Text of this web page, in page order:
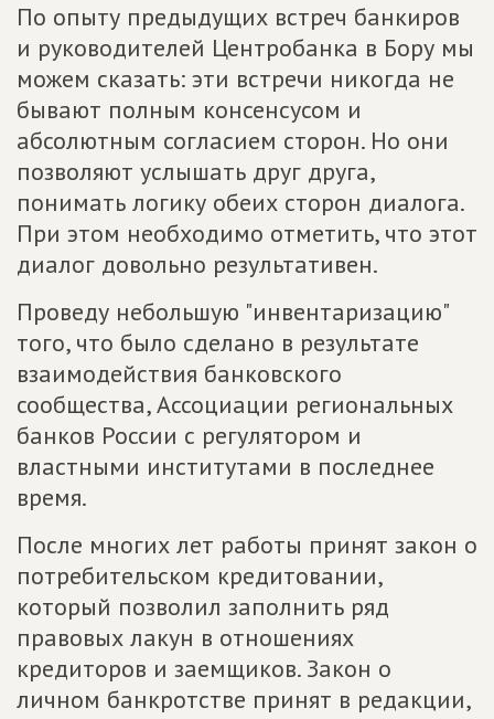
По опыту предыдущих встреч банкиров
и руководителей Центробанка в Бору мы
можем сказать: эти встречи никогда не
бывают полным консенсусом и
абсолютным согласием сторон. Но они
позволяют услышать друг друга,
понимать логику обеих сторон диалога.
При этом необходимо отметить, что этот
диалог довольно результативен.
Проведу небольшую "инвентаризацию"
того, что было сделано в результате
взаимодействия банковского
сообщества, Ассоциации региональных
банков России с регулятором и
властными институтами в последнее
время.
После многих лет работы принят закон о
потребительском кредитовании,
который позволил заполнить ряд
правовых лакун в отношениях
кредиторов и заемщиков. Закон о
личном банкротстве принят в редакции,